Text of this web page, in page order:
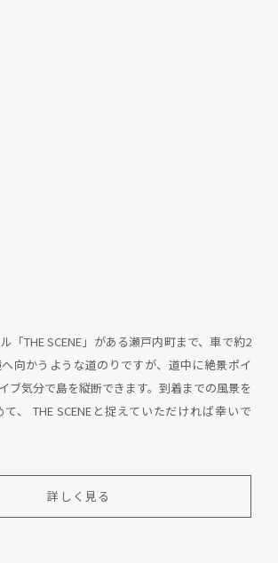
「THE SCENE」がある瀬戸内町まで、車で約2
向かうような道のりですが、道中に絶景ポイ
ブ気分で島を縦断できます。到着までの風景を
、 THE SCENEと捉えていただければ幸いで
詳しく見る